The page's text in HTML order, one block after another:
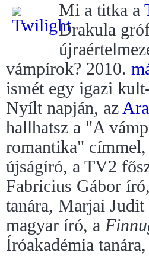
Mi a titka a
Drakula
vámpírok? 2010.
ismét egy igazi
Nyílt napján, az
hallhatsz a "A
romantika"
újságíró, a TV2
Fabricius Gábor
tanára, Marjai
magyar író, a
Íróakadémia tanára,